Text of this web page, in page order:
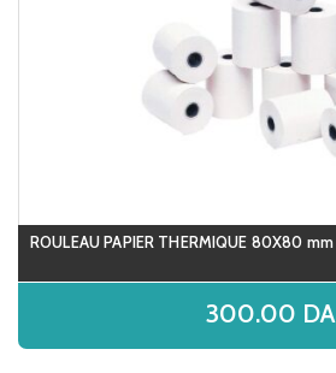
ROULEAU PAPIER THERMIQUE 80X80 mm
300.00 DA